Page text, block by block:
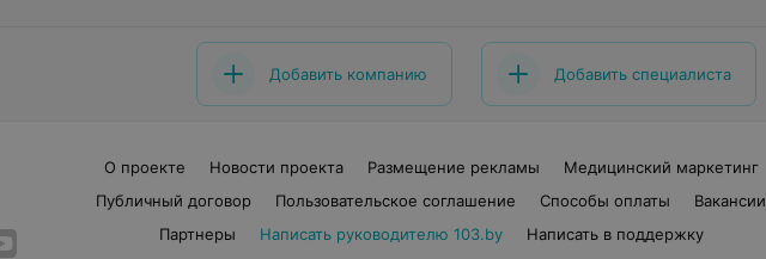
Добавить компанию Добавить специалиста
О проекте Новости проекта Размещение рекламы
Медицинский маркетинг
Публичный договор
Пользовательское соглашение Способы оплаты
Вакансии
Партнеры
Написать руководителю 103.by
Написать в поддержку